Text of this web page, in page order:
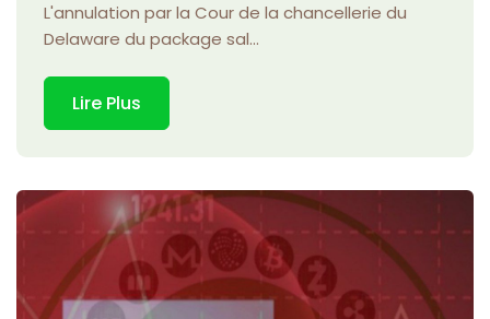
L'annulation par la Cour de la chancellerie du
Delaware du package sal...
Lire Plus